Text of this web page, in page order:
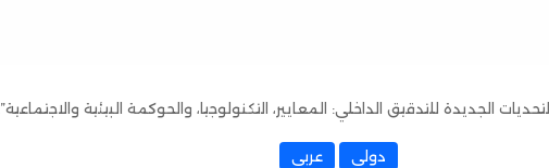
التحديات الجديدة للتدقيق الداخلي: المعايير، التكنولوجيا، والحوكمة البيئية والاجتماعية”.
دولي عربي